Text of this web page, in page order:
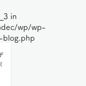
in
wp/wp-
blog.php